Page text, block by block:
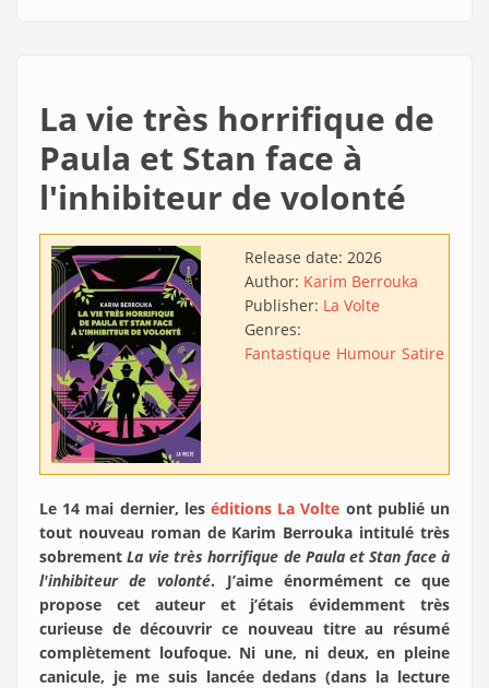
La vie très horrifique de
Paula et Stan face à
l'inhibiteur de volonté
Release date: 2026
Author: Karim Berrouka
Publisher: La Volte
Genres:
Fantastique Humour Satire
Le 14 mai dernier, les éditions La Volte ont publié un
tout nouveau roman de Karim Berrouka intitulé très
sobrementLa vie très horrifique de Paula et Stan face à
l'inhibiteur de volonté. J’aime énormément ce que
propose cet auteur et j’étais évidemment très
curieuse de découvrir ce nouveau titre au résumé
complètement loufoque. Ni une, ni deux, en pleine
canicule, je me suis lancée dedans (dans la lecture